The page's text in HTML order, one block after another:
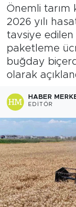
Önemli tarım
2026 yılı
tavsiye
paketleme
buğday
olarak
HABER
EDITÖR
Tüm
Son
Haber